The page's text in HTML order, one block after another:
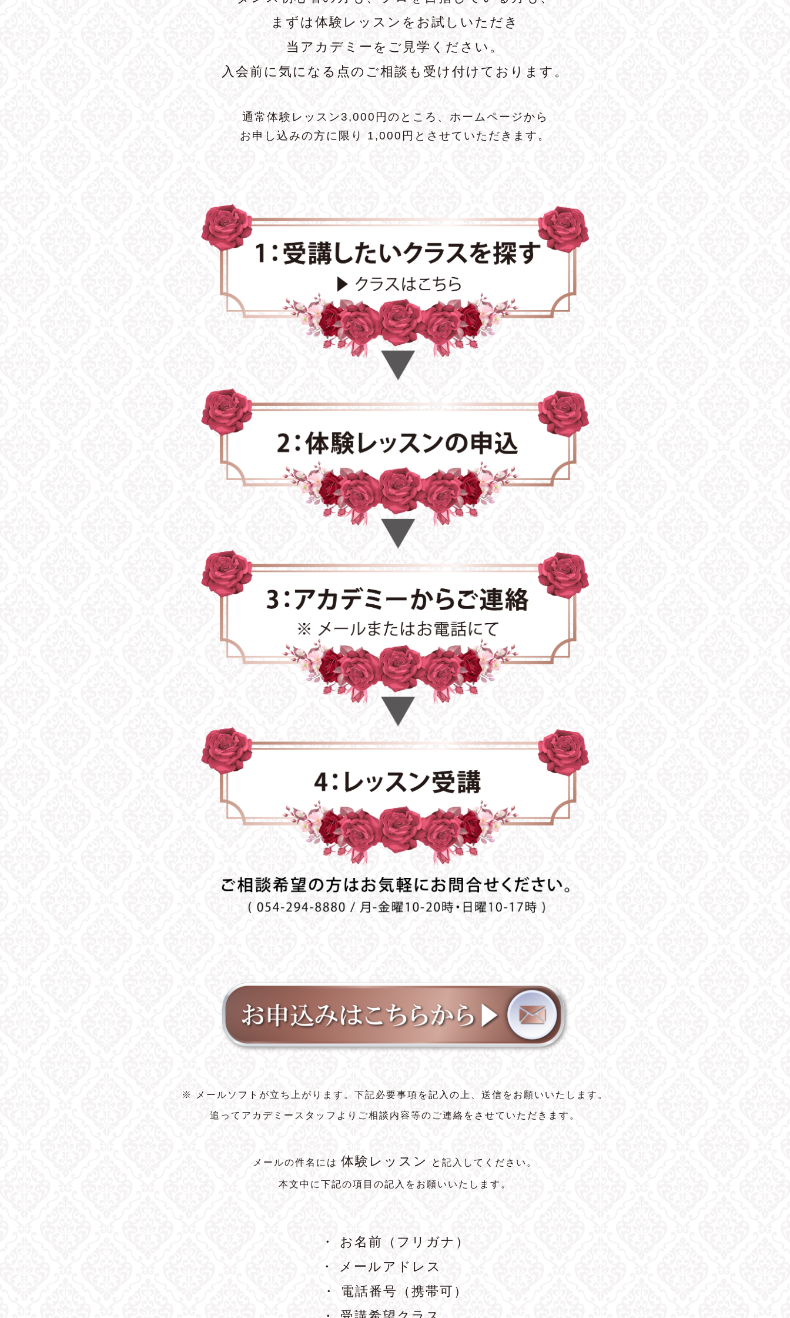
まずは体験レッスンをお試しいただき
当アカデミーをご見学ください。
入会前に気になる点のご相談も受け付けております。
通常体験レッスン3,000円のところ、ホームページから
お申し込みの方に限り 1,000円とさせていただきます。
※ メールソフトが立ち上がります。下記必要事項を記入の上、送信をお願いいたします。
追ってアカデミースタッフよりご相談内容等のご連絡をさせていただきます。
メールの件名には 体験レッスン と記入してください。
本文中に下記の項目の記入をお願いいたします。
・ お名前（フリガナ）
・ メールアドレス
・ 電話番号（携帯可）